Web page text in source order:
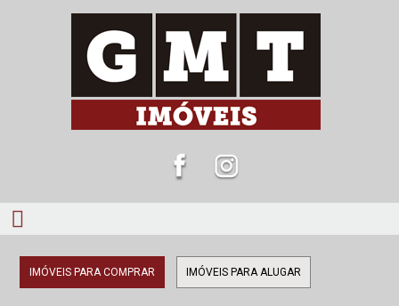
IMÓVEIS PARA COMPRAR IMÓVEIS PARA ALUGAR